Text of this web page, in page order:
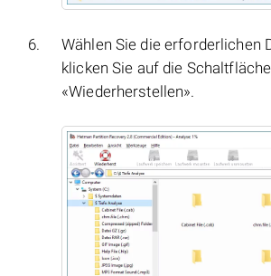
Wählen Sie die erforderlichen
klicken Sie auf die Schaltfläche
«Wiederherstellen».